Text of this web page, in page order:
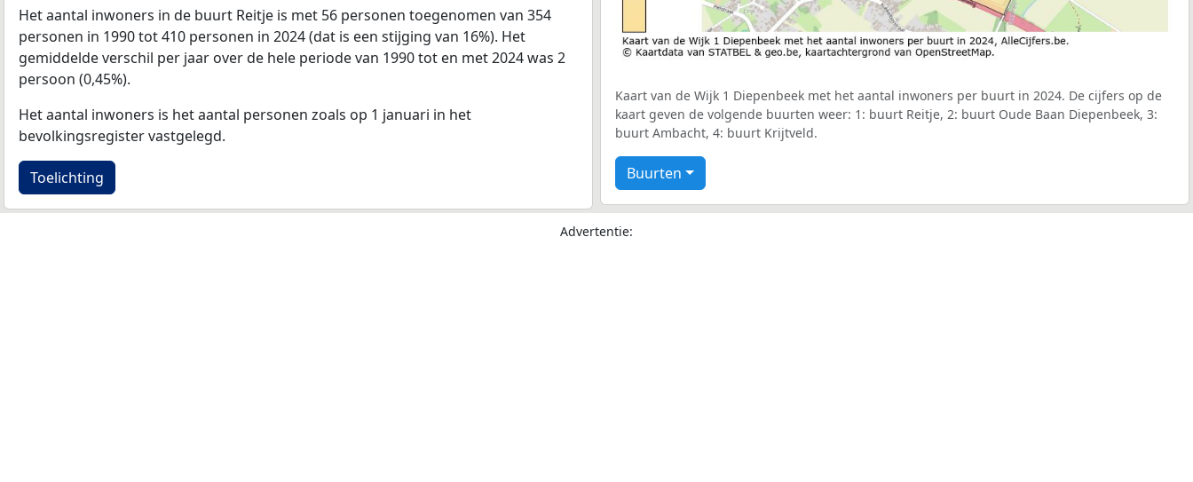
Het aantal inwoners in de buurt Reitje is met 56 personen toegenomen van 354
personen in 1990 tot 410 personen in 2024 (dat is een stijging van 16%). Het
gemiddelde verschil per jaar over de hele periode van 1990 tot en met 2024 was 2
persoon (0,45%).
Het aantal inwoners is het aantal personen zoals op 1 januari in het
bevolkingsregister vastgelegd.
Toelichting
Kaart van de Wijk 1 Diepenbeek met het aantal inwoners per buurt in 2024. De cijfers op de
kaart geven de volgende buurten weer: 1: buurt Reitje, 2: buurt Oude Baan Diepenbeek, 3:
buurt Ambacht, 4: buurt Krijtveld.
Buurten
Advertentie: